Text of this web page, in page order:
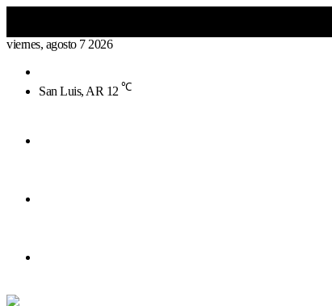
viernes, agosto 7 2026
por
San Luis, AR 12 ℃